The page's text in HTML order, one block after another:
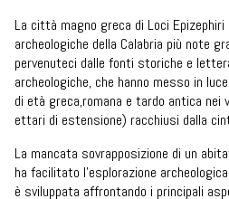
La città magno greca di Loci Epizephiri
archeologiche della Calabria più note
pervenuteci dalle fonti storiche e
archeologiche, che hanno messo in
di età greca,romana e tardo antica
ettari di estensione) racchiusi dalla
La mancata sovrapposizione di un
ha facilitato l’esplorazione
è sviluppata affrontando i principali